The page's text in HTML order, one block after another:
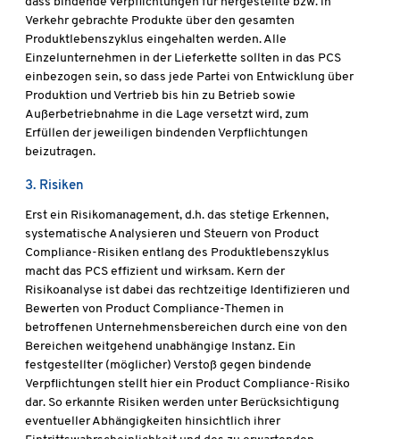
Verkehr gebrachte Produkte über den gesamten
Produktlebenszyklus eingehalten werden. Alle
Einzelunternehmen in der Lieferkette sollten in das PCS
einbezogen sein, so dass jede Partei von Entwicklung über
Produktion und Vertrieb bis hin zu Betrieb sowie
Außerbetriebnahme in die Lage versetzt wird, zum
Erfüllen der jeweiligen bindenden Verpflichtungen
beizutragen.
3. Risiken
Erst ein Risikomanagement, d.h. das stetige Erkennen,
systematische Analysieren und Steuern von Product
Compliance-Risiken entlang des Produktlebenszyklus
macht das PCS effizient und wirksam. Kern der
Risikoanalyse ist dabei das rechtzeitige Identifizieren und
Bewerten von Product Compliance-Themen in
betroffenen Unternehmensbereichen durch eine von den
Bereichen weitgehend unabhängige Instanz. Ein
festgestellter (möglicher) Verstoß gegen bindende
Verpflichtungen stellt hier ein Product Compliance-Risiko
dar. So erkannte Risiken werden unter Berücksichtigung
eventueller Abhängigkeiten hinsichtlich ihrer